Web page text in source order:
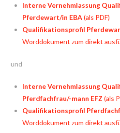
Interne Vernehmlassung
Pferdewart/in EBA(als PDF)
Qualifikationsprofil
Worddokument zum direkt
und
Interne Vernehmlassung
Pferdfachfrau/-mann EFZ (als
Qualifikationsprofil
Worddokument zum direkt